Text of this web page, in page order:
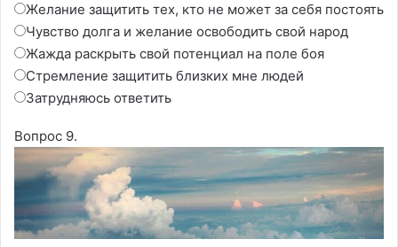
Желание защитить тех, кто не может за себя постоять
Чувство долга и желание освободить свой народ
Жажда раскрыть свой потенциал на поле боя
Стремление защитить близких мне людей
Затрудняюсь ответить
Вопрос 9.